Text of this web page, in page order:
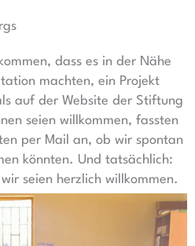
dass es in der Nähe
machten, ein Projekt
auf der Website der Stiftung
seien willkommen, fassten
per Mail an, ob wir spontan
könnten. Und tatsächlich:
seien herzlich willkommen.